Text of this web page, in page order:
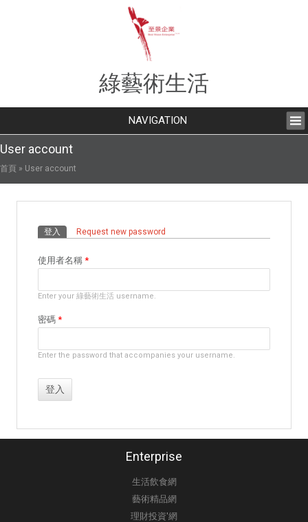
綠藝術生活
NAVIGATION
User account
您在這裡
首頁 » User account
主要索引標籤
登入 (作用中頁籤)
Request new password
使用者名稱 *
Enter your 綠藝術生活 username.
密碼 *
Enter the password that accompanies your username.
Enterprise
生活飲食網
藝術精品網
理財投資'網